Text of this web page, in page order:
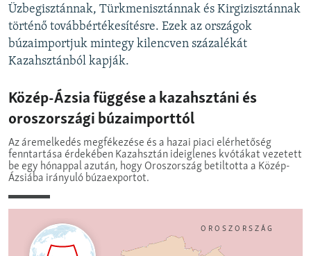
Üzbegisztánnak, Türkmenisztánnak és Kirgizisztánnak
történő továbbértékesítésre. Ezek az országok
búzaimportjuk mintegy kilencven százalékát
Kazahsztánból kapják.